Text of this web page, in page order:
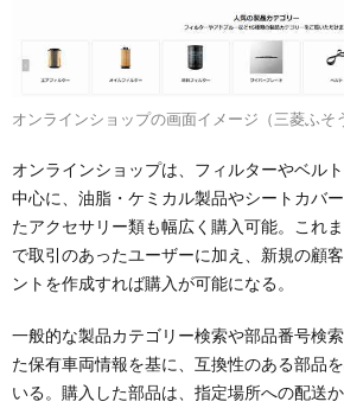
オンラインショップの画面イメージ（三菱ふそ
オンラインショップは、フィルターやベル
中心に、油脂・ケミカル製品やシートカバ
たアクセサリー類も幅広く購入可能。これ
で取引のあったユーザーに加え、新規の顧
ントを作成すれば購入が可能になる。
一般的な製品カテゴリー検索や部品番号検
た保有車両情報を基に、互換性のある部品
いる。購入した部品は、指定場所への配送